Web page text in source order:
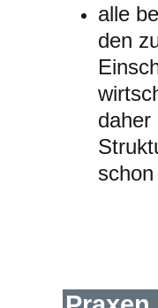
alle
den
daher